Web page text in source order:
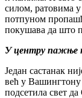
силом, ратовима
потпуном
покушава да што
У центру пажње
Један састанак
већ у Вашингтону
подсетила свет да